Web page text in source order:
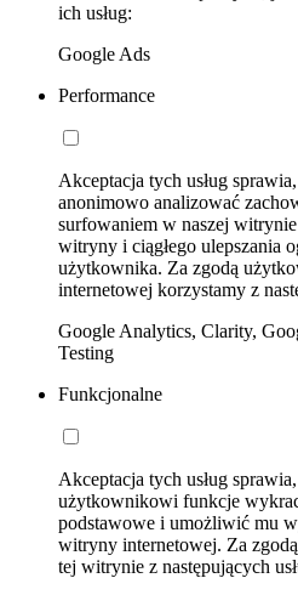
ich usług:
Google Ads
Performance
Akceptacja tych usług
anonimowo analizować
surfowaniem w naszej
witryny i ciągłego ulepszania
użytkownika. Za zgodą
internetowej korzystamy z
Google Analytics, Clarity,
Testing
Funkcjonalne
Akceptacja tych usług
użytkownikowi funkcje
podstawowe i umożliwić mu
witryny internetowej. Za
tej witrynie z następujących